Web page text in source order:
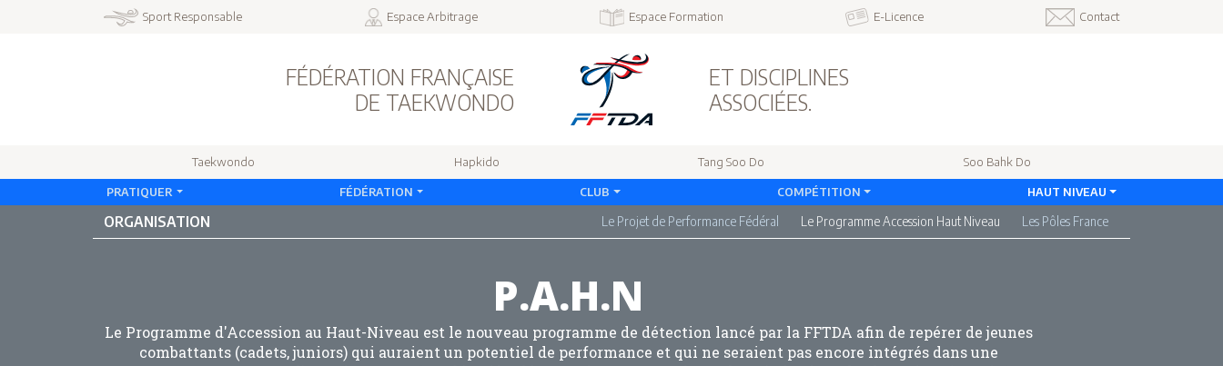
Sport Responsable Espace Arbitrage Espace Formation E-Licence Contact
FÉDÉRATION FRANÇAISE
DE TAEKWONDO
ET DISCIPLINES
ASSOCIÉES.
Taekwondo Hapkido Tang Soo Do Soo Bahk Do
PRATIQUER FÉDÉRATION CLUB COMPÉTITION HAUT NIVEAU
ORGANISATION Le Projet de Performance Fédéral Le Programme Accession Haut Niveau Les Pôles France
P.A.H.N
Le Programme d'Accession au Haut-Niveau est le nouveau programme de détection lancé par la FFTDA afin de repérer de jeunes
combattants (cadets, juniors) qui auraient un potentiel de performance et qui ne seraient pas encore intégrés dans une